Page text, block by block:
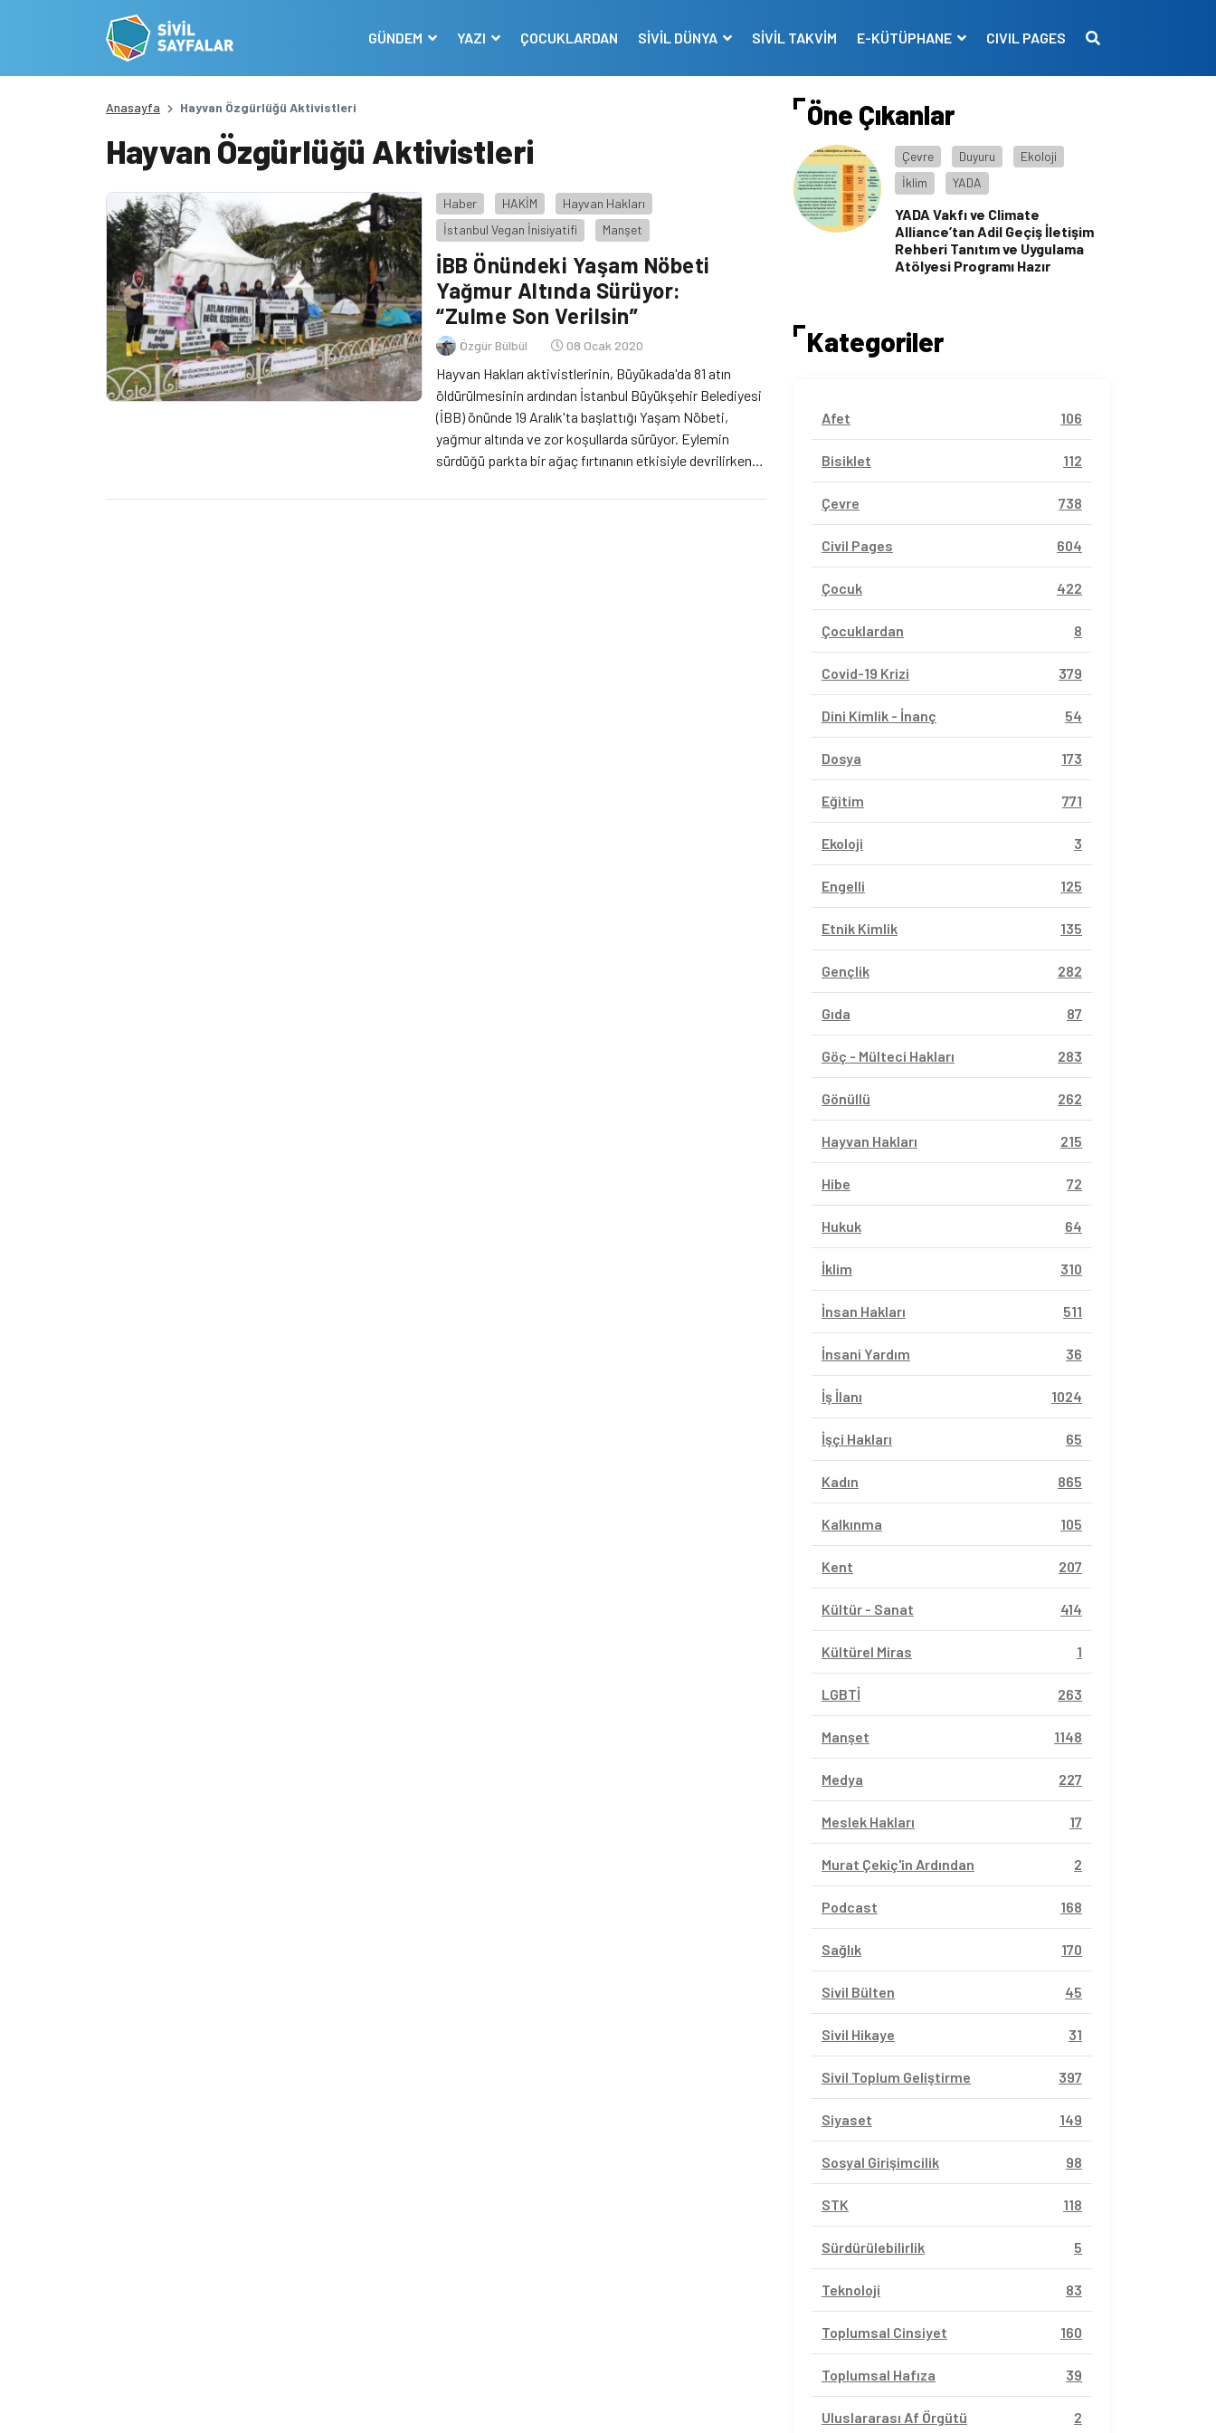
GÜNDEM YAZI ÇOCUKLARDAN SİVİL DÜNYA SİVİL TAKVİM E-KÜTÜPHANE CIVIL PAGES
Anasayfa Hayvan Özgürlüğü Aktivistleri
Hayvan Özgürlüğü Aktivistleri
Haber HAKİM
Hayvan Hakları
İstanbul Vegan İnisiyatifi
Manşet
İBB Önündeki Yaşam Nöbeti
Yağmur Altında Sürüyor:
“Zulme Son Verilsin”
Özgür Bülbül 08 Ocak 2020
Hayvan Hakları aktivistlerinin, Büyükada'da 81 atın
öldürülmesinin ardından İstanbul Büyükşehir Belediyesi
(İBB) önünde 19 Aralık'ta başlattığı Yaşam Nöbeti,
yağmur altında ve zor koşullarda sürüyor. Eylemin
sürdüğü parkta bir ağaç fırtınanın etkisiyle devrilirken,
etrafına da güvenlik tarafından şerit çekildi. Eylemle
Öne Çıkanlar
Çevre Duyuru
Ekoloji
İklim
YADA
YADA Vakfı ve Climate
Alliance’tan Adil Geçiş İletişim
Rehberi Tanıtım ve Uygulama
Atölyesi Programı Hazır
Kategoriler
Afet 106
Bisiklet 112
Çevre 738
Civil Pages 604
Çocuk 422
Çocuklardan 8
Covid-19 Krizi 379
Dini Kimlik - İnanç 54
Dosya 173
Eğitim 771
Ekoloji 3
Engelli 125
Etnik Kimlik 135
Gençlik 282
Gıda 87
Göç - Mülteci Hakları 283
Gönüllü 262
Hayvan Hakları 215
Hibe 72
Hukuk 64
İklim 310
İnsan Hakları 511
İnsani Yardım 36
İş İlanı 1024
İşçi Hakları 65
Kadın 865
Kalkınma 105
Kent 207
Kültür - Sanat 414
Kültürel Miras 1
LGBTİ 263
Manşet 1148
Medya 227
Meslek Hakları 17
Murat Çekiç'in Ardından 2
Podcast 168
Sağlık 170
Sivil Bülten 45
Sivil Hikaye 31
Sivil Toplum Geliştirme 397
Siyaset 149
Sosyal Girişimcilik 98
STK 118
Sürdürülebilirlik 5
Teknoloji 83
Toplumsal Cinsiyet 160
Toplumsal Hafıza 39
Uluslararası Af Örgütü 2